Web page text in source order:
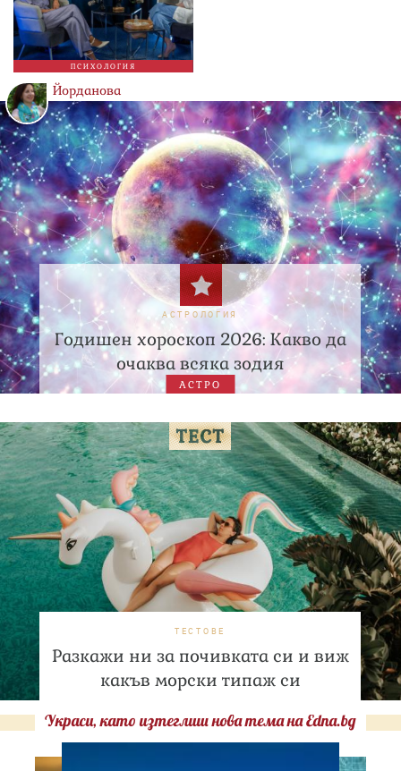
ПСИХОЛОГИЯ
Йорданова
АСТРОЛОГИЯ
Годишен хороскоп 2026: Какво да
очаква всяка зодия
АСТРО
ТЕСТОВЕ
Разкажи ни за почивката си и виж
какъв морски типаж си
Украси, като изтеглиш нова тема на Edna.bg